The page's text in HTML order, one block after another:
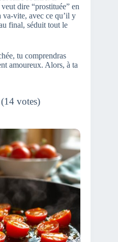
dire “prostituée” en
vite, avec ce qu’il y
final, séduit tout le
tu comprendras
amoureux. Alors, à ta
votes)